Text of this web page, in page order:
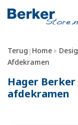
Terug | Home
Afdekramen
Hager
afdekramen